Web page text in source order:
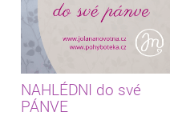
NAHLÉDNI do své
PÁNVE